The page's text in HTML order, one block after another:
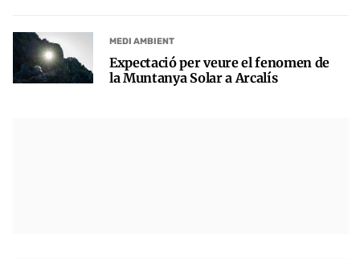
MEDI AMBIENT
Expectació per veure el fenomen de
la Muntanya Solar a Arcalís